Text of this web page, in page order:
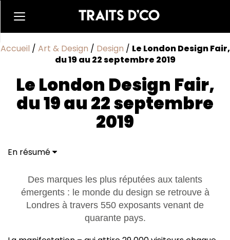
Accueil / Art & Design / Design / Le London Design Fair,
du 19 au 22 septembre 2019
Le London Design Fair,
du 19 au 22 septembre
2019
En résumé
Des marques les plus réputées aux talents
émergents : le monde du design se retrouve à
Londres à travers 550 exposants venant de
quarante pays.